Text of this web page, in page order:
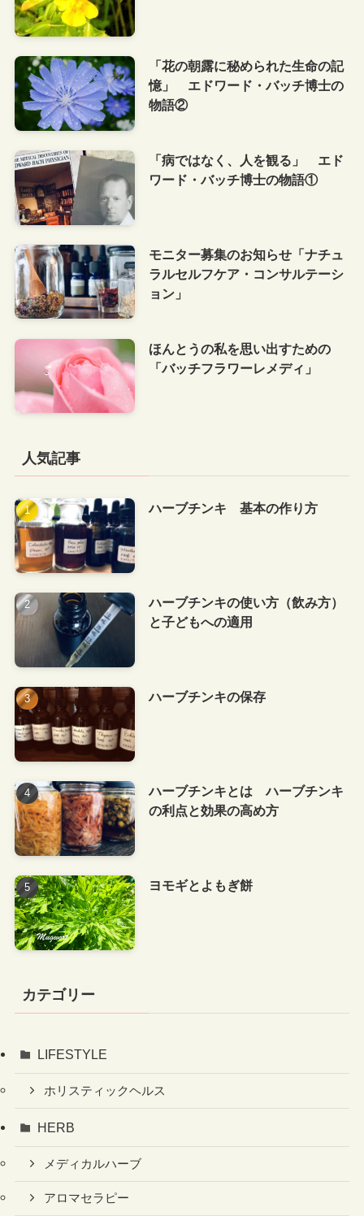
「花の朝露に秘められた生命の記
憶」 エドワード・バッチ博士の
物語②
「病ではなく、人を観る」 エド
ワード・バッチ博士の物語①
モニター募集のお知らせ「ナチュ
ラルセルフケア・コンサルテーシ
ョン」
ほんとうの私を思い出すための
「バッチフラワーレメディ」
人気記事
ハーブチンキ 基本の作り方
ハーブチンキの使い方（飲み方）
と子どもへの適用
ハーブチンキの保存
ハーブチンキとは ハーブチンキ
の利点と効果の高め方
ヨモギとよもぎ餅
カテゴリー
LIFESTYLE
ホリスティックヘルス
HERB
メディカルハーブ
アロマセラピー